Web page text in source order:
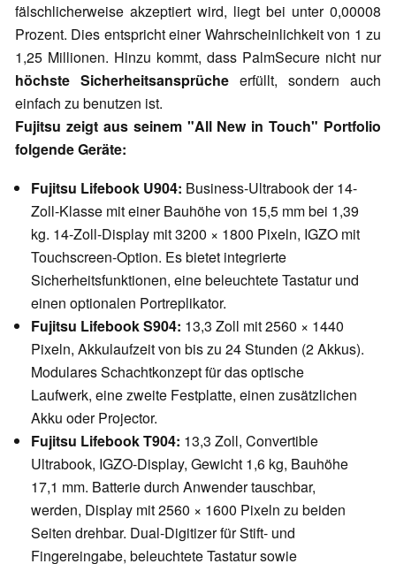
fälschlicherweise akzeptiert wird, liegt bei unter 0,00008
Prozent. Dies entspricht einer Wahrscheinlichkeit von 1 zu
1,25 Millionen. Hinzu kommt, dass PalmSecure nicht nur
höchste Sicherheitsansprüche erfüllt, sondern auch
einfach zu benutzen ist.
Fujitsu zeigt aus seinem "All New in Touch" Portfolio
folgende Geräte:
Fujitsu Lifebook U904: Business-Ultrabook der 14-
Zoll-Klasse mit einer Bauhöhe von 15,5 mm bei 1,39
kg. 14-Zoll-Display mit 3200 × 1800 Pixeln, IGZO mit
Touchscreen-Option. Es bietet integrierte
Sicherheitsfunktionen, eine beleuchtete Tastatur und
einen optionalen Portreplikator.
Fujitsu Lifebook S904: 13,3 Zoll mit 2560 × 1440
Pixeln, Akkulaufzeit von bis zu 24 Stunden (2 Akkus).
Modulares Schachtkonzept für das optische
Laufwerk, eine zweite Festplatte, einen zusätzlichen
Akku oder Projector.
Fujitsu Lifebook T904: 13,3 Zoll, Convertible
Ultrabook, IGZO-Display, Gewicht 1,6 kg, Bauhöhe
17,1 mm. Batterie durch Anwender tauschbar,
werden, Display mit 2560 × 1600 Pixeln zu beiden
Seiten drehbar. Dual-Digitizer für Stift- und
Fingereingabe, beleuchtete Tastatur sowie